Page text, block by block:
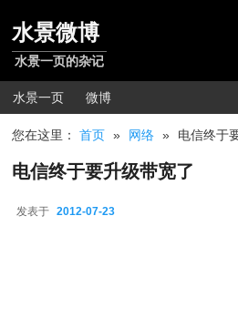
水景微博
水景一页的杂记
主菜单
水景一页 微博
您在这里：首页 » 网络 » 电信终于
电信终于要升级带宽了
发表于 2012-07-23